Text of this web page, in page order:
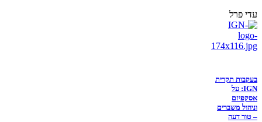
עדי פרל
בעקבות תקרית
IGN: על
אסקפיזם
וניהול משברים
– טור דעה